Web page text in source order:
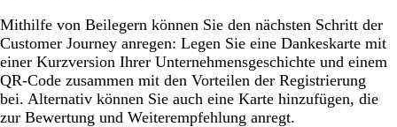
Mithilfe von Beilegern können Sie den nächsten Schritt der
Customer Journey anregen: Legen Sie eine Dankeskarte mit
einer Kurzversion Ihrer Unternehmensgeschichte und einem
QR-Code zusammen mit den Vorteilen der Registrierung
bei. Alternativ können Sie auch eine Karte hinzufügen, die
zur Bewertung und Weiterempfehlung anregt.